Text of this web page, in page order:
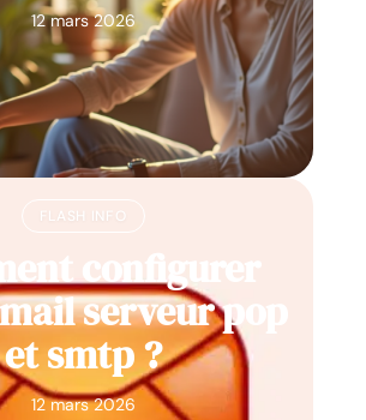
12 mars 2026
FLASH INFO
configurer
serveur pop
et smtp ?
12 mars 2026